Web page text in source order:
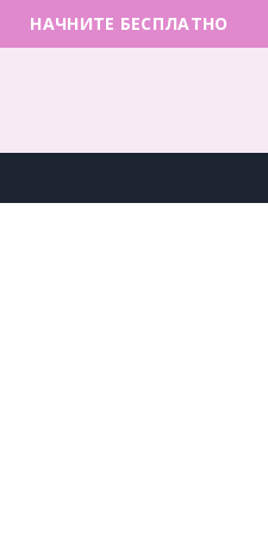
НАЧНИТЕ БЕСПЛАТНО
Найти нас на